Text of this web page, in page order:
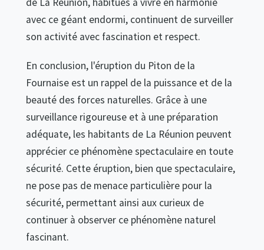
avec ce géant endormi, continuent de surveiller
son activité avec fascination et respect.
En conclusion, l'éruption du Piton de la
Fournaise est un rappel de la puissance et de la
beauté des forces naturelles. Grâce à une
surveillance rigoureuse et à une préparation
adéquate, les habitants de La Réunion peuvent
apprécier ce phénomène spectaculaire en toute
sécurité. Cette éruption, bien que spectaculaire,
ne pose pas de menace particulière pour la
sécurité, permettant ainsi aux curieux de
continuer à observer ce phénomène naturel
fascinant.